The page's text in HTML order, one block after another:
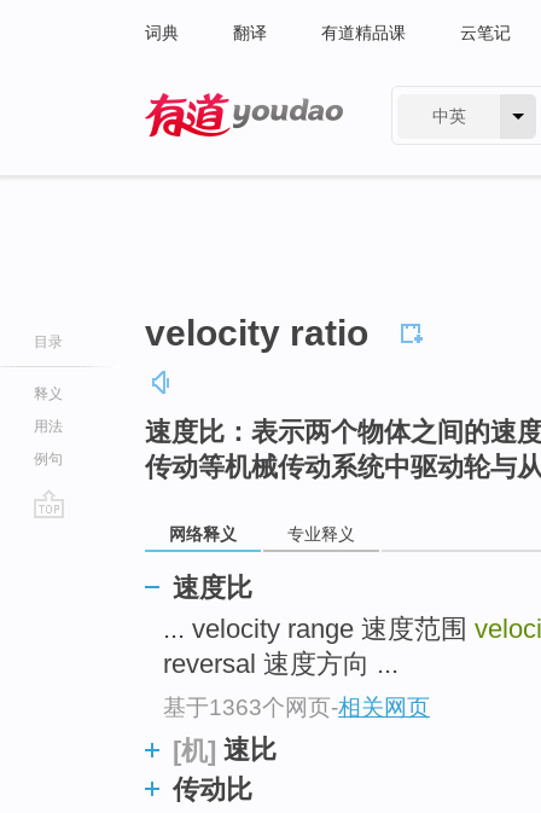
词典 翻译 有道精品课 云笔记
中英
目录
释义
用法
例句
velocity ratio
速度比：表示两个物体之间的速
传动等机械传动系统中驱动轮与
网络释义 专业释义
速度比
... velocity range 速度范围
reversal 速度方向 ...
基于1363个网页-相关网页
[机] 速比
传动比